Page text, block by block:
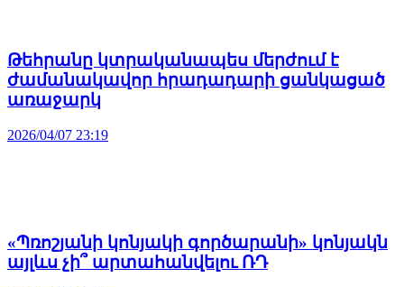
Թեհրանը կտրականապես մերժում է
ժամանակավոր հրադադարի ցանկացած
առաջարկ
2026/04/07 23:19
«Պռոշյանի կոնյակի գործարանի» կոնյակն
այլևս չի՞ արտահանվելու ՌԴ